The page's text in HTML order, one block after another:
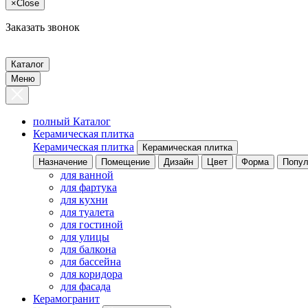
×Close
Заказать звонок
Каталог
Меню
полный Каталог
Керамическая плитка
Керамическая плитка
Керамическая плитка
Назначение
Помещение Дизайн Цвет Форма
для ванной
для фартука
для кухни
для туалета
для гостиной
для улицы
для балкона
для бассейна
для коридора
для фасада
Керамогранит